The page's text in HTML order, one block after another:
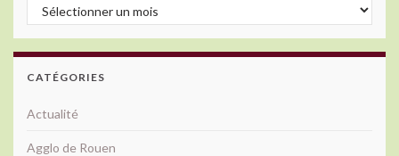
Archives
CATÉGORIES
Actualité
Agglo de Rouen